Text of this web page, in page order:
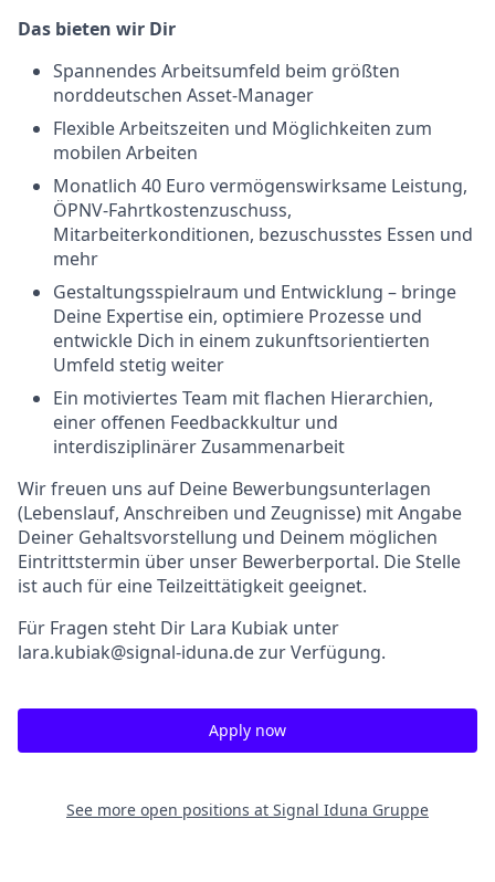
Das bieten wir Dir
Spannendes Arbeitsumfeld beim größten
norddeutschen Asset-Manager
Flexible Arbeitszeiten und Möglichkeiten zum
mobilen Arbeiten
Monatlich 40 Euro vermögenswirksame Leistung,
ÖPNV-Fahrtkostenzuschuss,
Mitarbeiterkonditionen, bezuschusstes Essen und
mehr
Gestaltungsspielraum und Entwicklung – bringe
Deine Expertise ein, optimiere Prozesse und
entwickle Dich in einem zukunftsorientierten
Umfeld stetig weiter
Ein motiviertes Team mit flachen Hierarchien,
einer offenen Feedbackkultur und
interdisziplinärer Zusammenarbeit
Wir freuen uns auf Deine Bewerbungsunterlagen
(Lebenslauf, Anschreiben und Zeugnisse) mit Angabe
Deiner Gehaltsvorstellung und Deinem möglichen
Eintrittstermin über unser Bewerberportal. Die Stelle
ist auch für eine Teilzeittätigkeit geeignet.
Für Fragen steht Dir Lara Kubiak unter
lara.kubiak@signal-iduna.de zur Verfügung.
Apply now
See more open positions at Signal Iduna Gruppe